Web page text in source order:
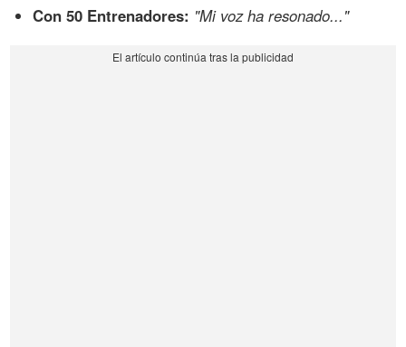
Con 50 Entrenadores: "Mi voz ha resonado..."